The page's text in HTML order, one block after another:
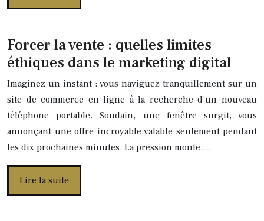
Forcer la vente : quelles limites
éthiques dans le marketing digital
Imaginez un instant : vous naviguez tranquillement sur un
site de commerce en ligne à la recherche d’un nouveau
téléphone portable. Soudain, une fenêtre surgit, vous
annonçant une offre incroyable valable seulement pendant
les dix prochaines minutes. La pression monte,…
Lire la suite